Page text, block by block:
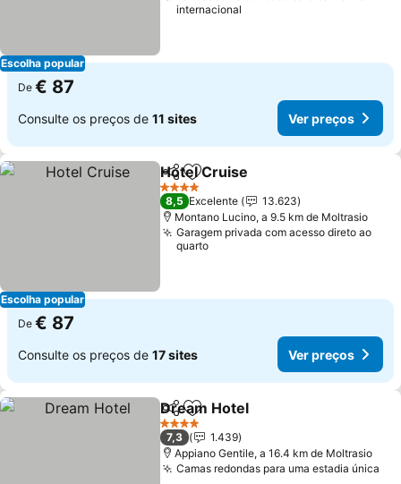
Escolha popular
internacional
De € 87
Consulte os preços de 11 sites Ver preços
Escolha popular
PartilharAdicionar aos favoritos
Hotel Cruise
4 Estrelas
8,5 Excelente
13.623
Montano Lucino, a 9.5 km de Moltrasio
Garagem privada com acesso direto ao
quarto
De € 87
Consulte os preços de 17 sites Ver preços
PartilharAdicionar aos favoritos
Dream Hotel
4 Estrelas
7,3
1.439
Appiano Gentile, a 16.4 km de Moltrasio
Camas redondas para uma estadia única